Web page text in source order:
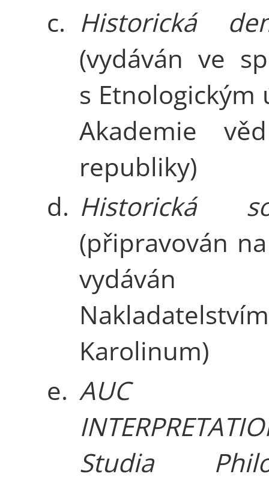
c. Historická
(vydáván ve
s Etnologickým
Akademie
republiky)
d. Historická
(připravován
vydáván
Nakladatelstvím
Karolinum)
e. AUC
Studia